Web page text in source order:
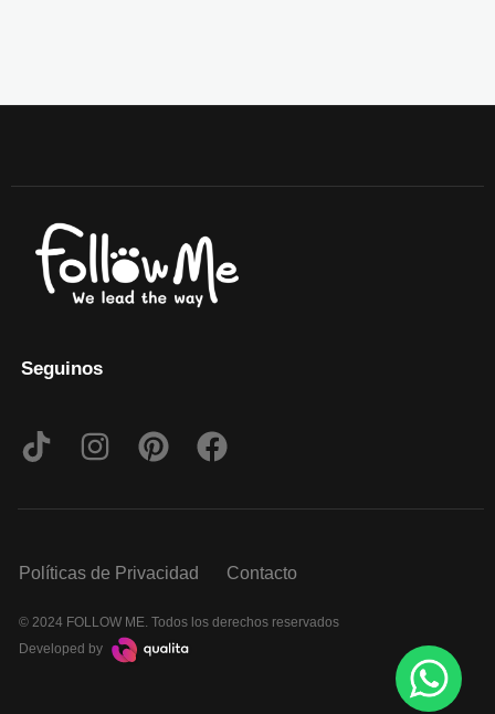
Seguinos
Políticas de Privacidad Contacto
© 2024 FOLLOW ME. Todos los derechos reservados
Developed by